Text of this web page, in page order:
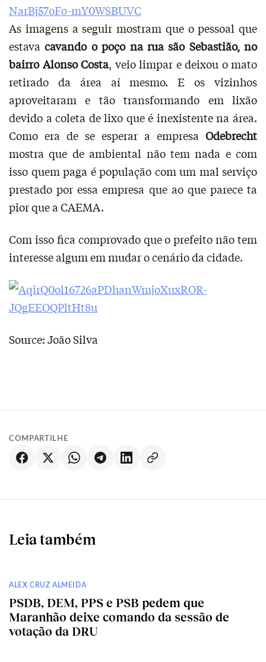
As imagens a seguir mostram que o pessoal que
estavacavando o poço na rua são Sebastião, no
bairro Alonso Costa, veio limpar e deixou o mato
retirado da área aí mesmo. E os vizinhos
aproveitaram e tão transformando em lixão
devido a coleta de lixo que é inexistente na área.
Como era de se esperar a empresa Odebrecht
mostra que de ambiental não tem nada e com
isso quem paga é população com um mal serviço
prestado por essa empresa que ao que parece ta
pior que a CAEMA.
Com isso fica comprovado que o prefeito não tem
interesse algum em mudar o cenário da cidade.
Source: João Silva
COMPARTILHE
Leia também
ALEX CRUZ ALMEIDA
PSDB, DEM, PPS e PSB pedem que
Maranhão deixe comando da sessão de
votação da DRU